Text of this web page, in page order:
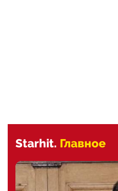
Starhit. Главное